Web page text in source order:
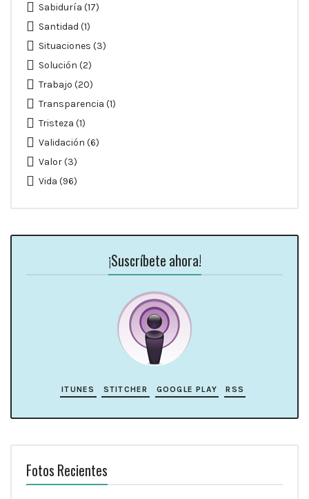
Sabiduría (17)
Santidad (1)
Situaciones (3)
Solución (2)
Trabajo (20)
Transparencia (1)
Tristeza (1)
Validación (6)
Valor(3)
Vida (96)
¡Suscríbete ahora!
ITUNES STITCHER GOOGLE PLAY RSS
Fotos Recientes